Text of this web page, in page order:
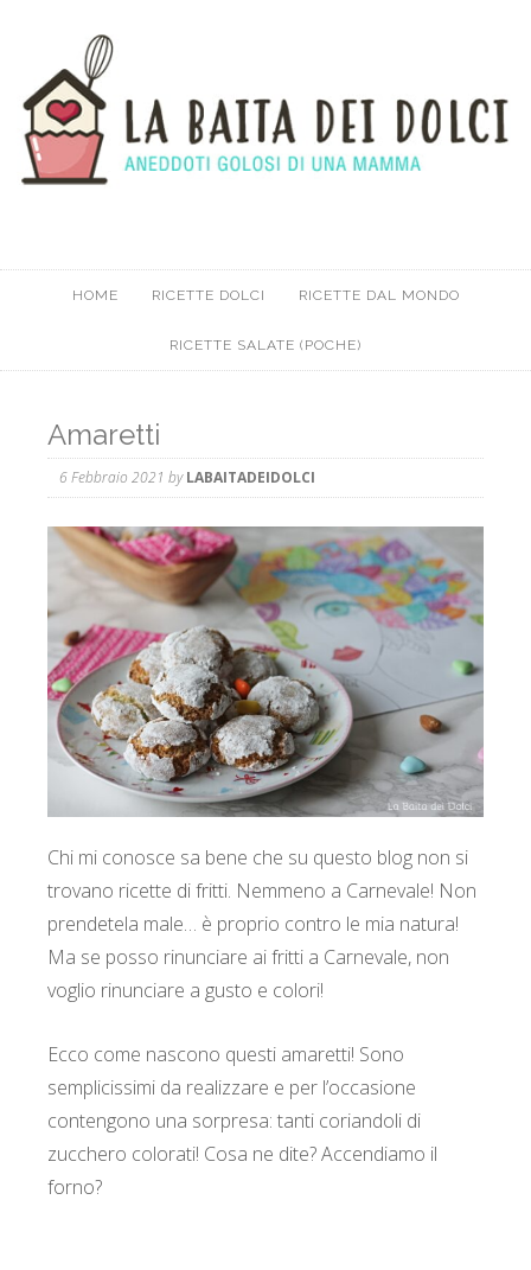
HOME RICETTE DOLCI RICETTE DAL MONDO
RICETTE SALATE (POCHE)
Amaretti
6 Febbraio 2021 byLABAITADEIDOLCI
Chi mi conosce sa bene che su questo blog non si
trovano ricette di fritti. Nemmeno a Carnevale! Non
prendetela male… è proprio contro le mia natura!
Ma se posso rinunciare ai fritti a Carnevale, non
voglio rinunciare a gusto e colori!
Ecco come nascono questi amaretti! Sono
semplicissimi da realizzare e per l’occasione
contengono una sorpresa: tanti coriandoli di
zucchero colorati! Cosa ne dite? Accendiamo il
forno?